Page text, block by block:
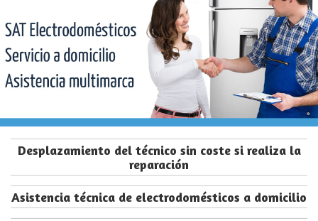
Desplazamiento del técnico sin coste si realiza la
reparación
Asistencia técnica de electrodomésticos a domicilio